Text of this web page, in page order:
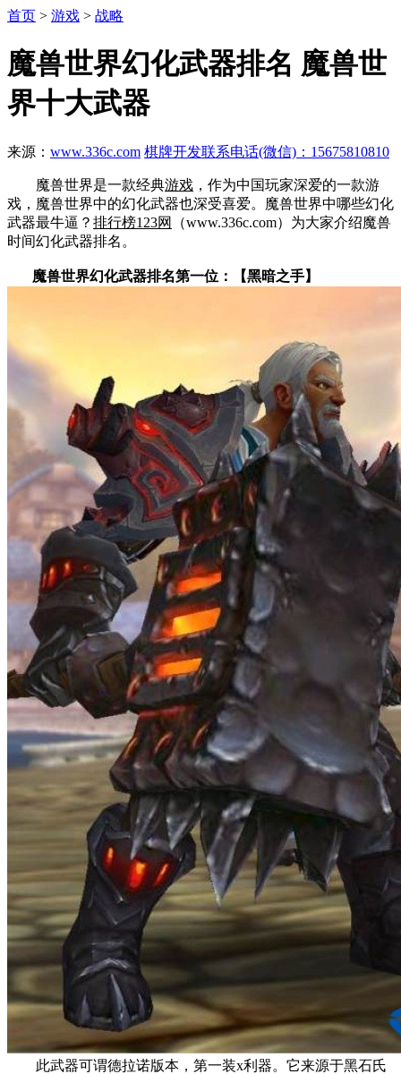
首页 > 游戏 > 战略
魔兽世界幻化武器排名 魔兽世
界十大武器
来源： www.336c.com 棋牌开发联系电话(微信)：15675810810
魔兽世界是一款经典游戏 ，作为中国玩家深爱的一款游
戏，魔兽世界中的幻化武器也深受喜爱。魔兽世界中哪些幻化
武器最牛逼？ 排行榜123网
（www.336c.com）为大家介绍魔兽
时间幻化武器排名。
魔兽世界幻化武器排名第一位：【黑暗之手】
此武器可谓德拉诺版本，第一装x利器。它来源于黑石氏